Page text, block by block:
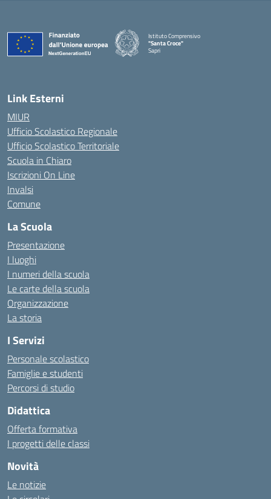
Istituto Comprensivo
"Santa Croce"
Sapri
— Visita la pagina iniziale della scuola
Link Esterni
MIUR
Ufficio Scolastico Regionale
Ufficio Scolastico Territoriale
Scuola in Chiaro
Iscrizioni On Line
Invalsi
Comune
La Scuola
Presentazione
I luoghi
I numeri della scuola
Le carte della scuola
Organizzazione
La storia
I Servizi
Personale scolastico
Famiglie e studenti
Percorsi di studio
Didattica
Offerta formativa
I progetti delle classi
Novità
Le notizie